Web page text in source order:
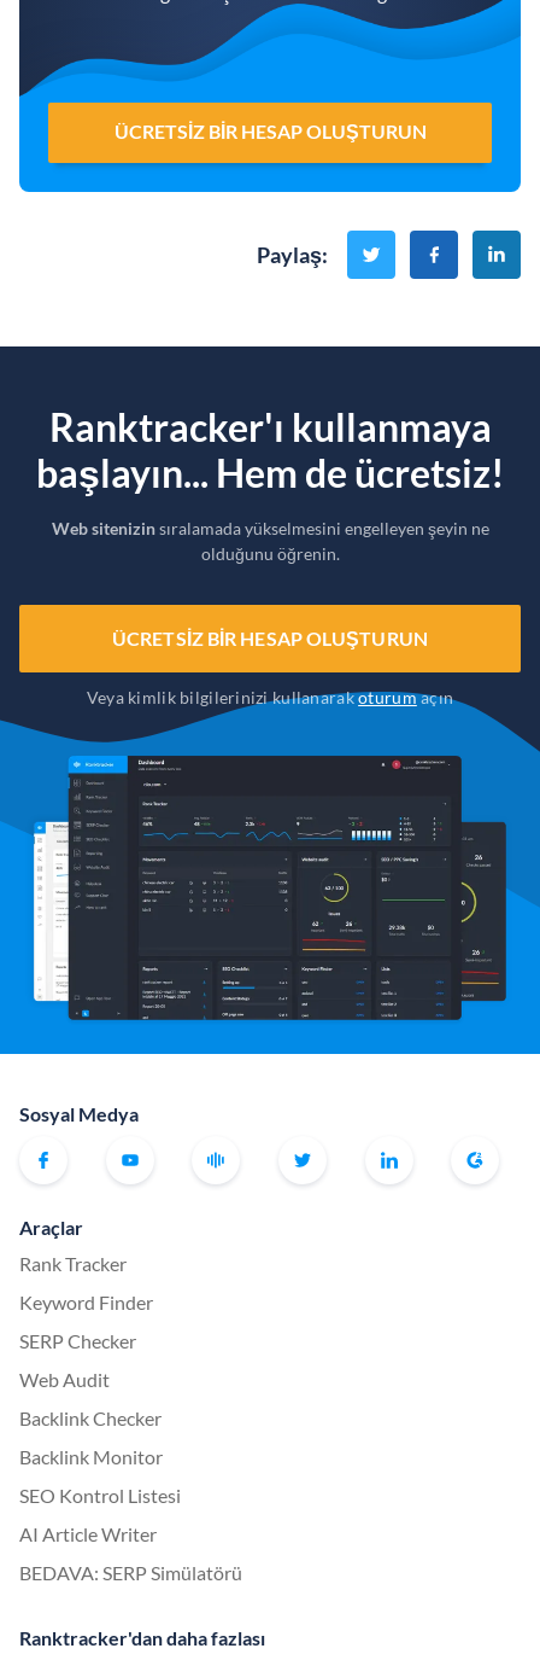
ÜCRETSIZ BIR HESAP OLUŞTURUN
Paylaş:
Ranktracker'ı kullanmaya
başlayın... Hem de ücretsiz!
Web sitenizinsıralamada yükselmesini engelleyen şeyin ne
olduğunu öğrenin.
ÜCRETSIZ BIR HESAP OLUŞTURUN
Veya kimlik bilgilerinizi kullanarakoturumaçın
Sosyal Medya
Araçlar
Rank Tracker
Keyword Finder
SERP Checker
Web Audit
Backlink Checker
Backlink Monitor
SEO Kontrol Listesi
AI Article Writer
BEDAVA: SERP Simülatörü
Ranktracker'dan daha fazlası